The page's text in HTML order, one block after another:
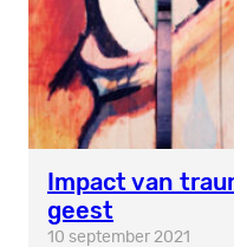
Impact van
geest
10 september 2021